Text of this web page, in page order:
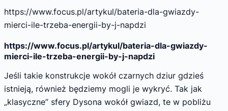
https://www.focus.pl/artykul/bateria-dla-gwiazdy-
mierci-ile-trzeba-energii-by-j-napdzi
https://www.focus.pl/artykul/bateria-dla-gwiazdy-
mierci-ile-trzeba-energii-by-j-napdzi
Jeśli takie konstrukcje wokół czarnych dziur gdzieś
istnieją, również będziemy mogli je wykryć. Tak jak
„klasyczne” sfery Dysona wokół gwiazd, te w pobliżu